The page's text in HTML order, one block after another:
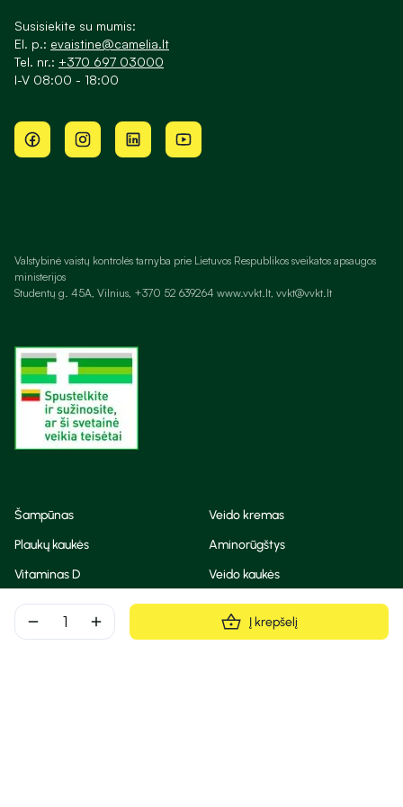
remove add Į krepšelį
Susisiekite su mumis:
El. p.: evaistine@camelia.lt
Tel. nr.: +370 697 03000
I-V 08:00 - 18:00
Valstybinė vaistų kontrolės tarnyba prie Lietuvos Respublikos sveikatos apsaugos
ministerijos
Studentų g. 45A, Vilnius, +370 52 639264 www.vvkt.lt, vvkt@vvkt.lt
Šampūnas
Veido kremas
Plaukų kaukės
Aminorūgštys
Vitaminas D
Veido kaukės
Korėjietiška kosmetika
Eteriniai aliejai
Dezodorantas
BB ir CC kremas